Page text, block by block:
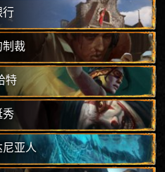
行
制裁
特
秀
尼亚人